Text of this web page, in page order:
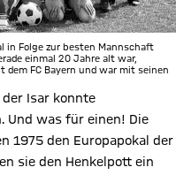
in Folge zur besten Mannschaft
einmal 20 Jahre alt war,
FC Bayern und war mit seinen
Isar konnte
Und was für einen! Die
1975 den Europapokal der
sie den Henkelpott ein